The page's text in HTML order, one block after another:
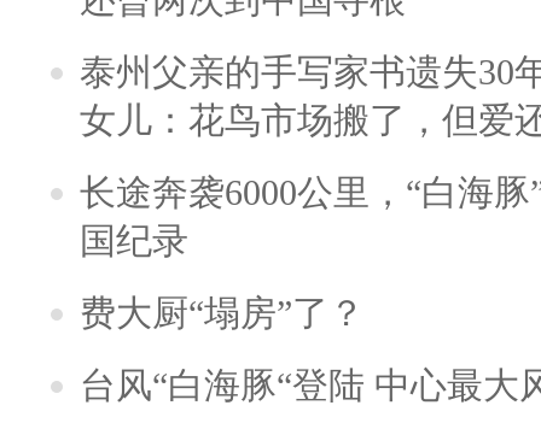
泰州父亲的手写家书遗失30
女儿：花鸟市场搬了，但爱
长途奔袭6000公里，“白海
国纪录
费大厨“塌房”了？
台风“白海豚“登陆 中心最大